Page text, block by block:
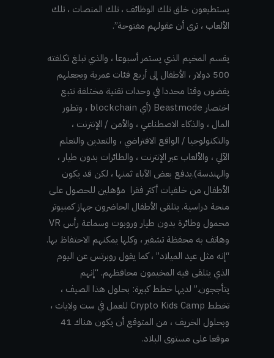
يستطيعون خلق تلك الوظائف ، تلك المنصات ، تلك
الألعاب ، ترى أن عقولهم مفتوحة”.
يقسم المخيم الذي يستمر أسبوعا ، والذي تبلغ تكلفته
500 دولار ، الأطفال إلى أربع فئات عمرية ويجعلهم
يقضون وقتا محددا في وحدات تقنية مختلفة تتبع
اختصار Beastmode (أي blockchain ، وتطور
المال ، والذكاء الاصطناعي ، والأمن / الإنترنت ،
والتكنولوجيا / الواقع الافتراضي ، والتعدين والتعلم
الآلي ، والألعاب عبر الإنترنت ، والطائرات بدون طيار ،
والهندسة).يدفع بعض الآباء ثمنها ، لكن قد يكون
الأطفال من خلفيات أكثر فقرا مؤهلين للحصول على
منحة دراسية. يتلقى الأطفال الحاضرون جهاز كمبيوتر
محمول وطائرة بدون طيار وروبوت وسماعة رأس VR
وهاتف به محفظة تشفير ، وكلها يمكنهم الاحتفاظ بها.
“إنه مثل عيد الميلاد” ، كما يقول روبرتس عن اليوم
الذي يتلقى فيه المخيمون محافظهم. “إنهم
يتأججون.” لديها خطط كبيرة: بحلول هذا الصيف ،
تخطط Crypto Kids Camp للعمل في ست ولايات ،
وبحلول الخريف ، من المتوقع أن يكون هناك 41
موقعا على مستوى البلاد.